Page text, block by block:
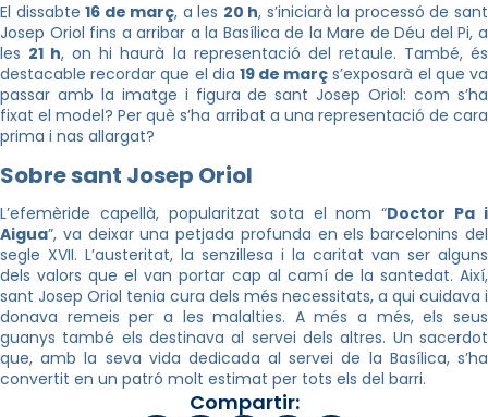
El dissabte16 de març, a les 20 h, s’iniciarà la processó de sant
Josep Oriol fins a arribar a la Basílica de la Mare de Déu del Pi, a
les 21 h, on hi haurà la representació del retaule. També, és
destacable recordar que el dia 19 de març s’exposarà el que va
passar amb la imatge i figura de sant Josep Oriol: com s’ha
fixat el model? Per què s’ha arribat a una representació de cara
prima i nas allargat?
Sobre sant Josep Oriol
L’efemèride capellà, popularitzat sota el nom “Doctor Pa i
Aigua”, va deixar una petjada profunda en els barcelonins del
segle XVII. L’austeritat, la senzillesa i la caritat van ser alguns
dels valors que el van portar cap al camí de la santedat. Així,
sant Josep Oriol tenia cura dels més necessitats, a qui cuidava i
donava remeis per a les malalties. A més a més, els seus
guanys també els destinava al servei dels altres. Un sacerdot
que, amb la seva vida dedicada al servei de la Basílica, s’ha
convertit en un patró molt estimat per tots els del barri.
Compartir: